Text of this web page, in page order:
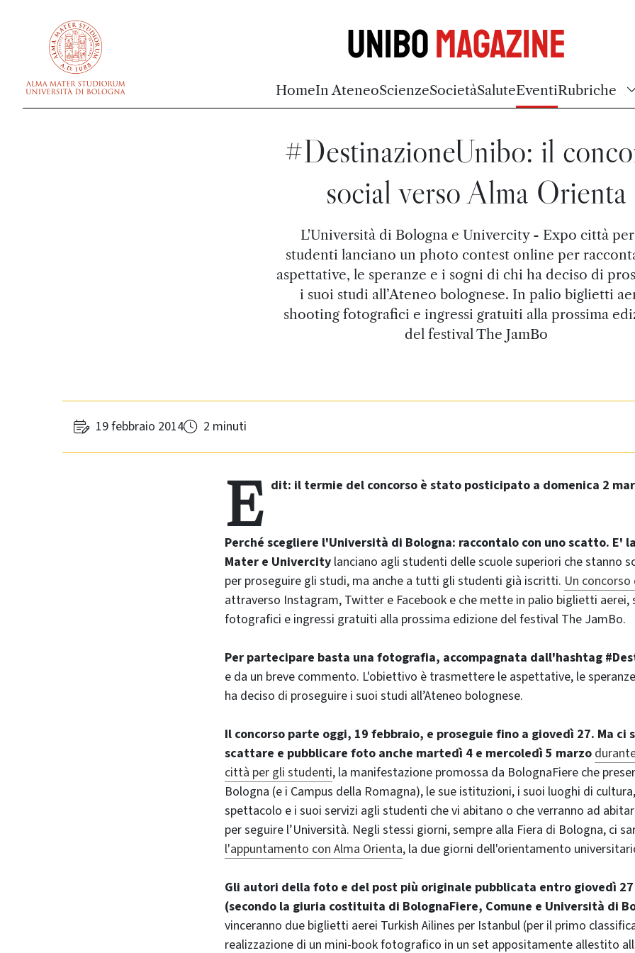
UniboMagazine
HomeIn AteneoScienzeSocietàSaluteEventiRubriche
#DestinazioneUnibo: il
social verso Alma Orienta
L'Università di Bologna e Univercity - Expo città
studenti lanciano un photo contest online per
aspettative, le speranze e i sogni di chi ha deciso di
i suoi studi all’Ateneo bolognese. In palio biglietti
shooting fotografici e ingressi gratuiti alla prossima
del festival The JamBo
19 febbraio 2014 2 minuti
E dit: il termie del concorso è stato posticipato a domenica 2
Perché scegliere l'Università di Bologna: raccontalo con uno scatto. E'
Mater e Univercity lanciano agli studenti delle scuole superiori che stanno
per proseguire gli studi, ma anche a tutti gli studenti già iscritti. Un concorso
attraverso Instagram, Twitter e Facebook e che mette in palio biglietti aerei,
fotografici e ingressi gratuiti alla prossima edizione del festival The JamBo.
Per partecipare basta una fotografia, accompagnata dall'hashtag
e da un breve commento. L'obiettivo è trasmettere le aspettative, le
ha deciso di proseguire i suoi studi all’Ateneo bolognese.
Il concorso parte oggi, 19 febbraio, e proseguie fino a giovedì 27. Ma ci
scattare e pubblicare foto anche martedì 4 e mercoledì 5 marzo
città per gli studenti, la manifestazione promossa da BolognaFiere che
Bologna (e i Campus della Romagna), le sue istituzioni, i suoi luoghi di
spettacolo e i suoi servizi agli studenti che vi abitano o che verranno ad
per seguire l’Università. Negli stessi giorni, sempre alla Fiera di Bologna, ci
l'appuntamento con Alma Orienta, la due giorni dell'orientamento
Gli autori della foto e del post più originale pubblicata entro giovedì
(secondo la giuria costituita di BolognaFiere, Comune e Università di
vinceranno due biglietti aerei Turkish Ailines per Istanbul (per il primo
realizzazione di un mini-book fotografico in un set appositamente allestito